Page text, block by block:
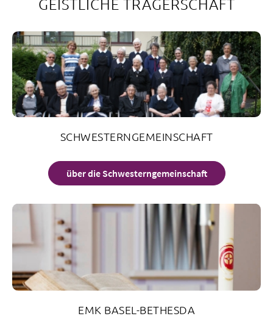
GEISTLICHE TRÄGERSCHAFT
SCHWESTERNGEMEINSCHAFT
über die Schwesterngemeinschaft
EMK BASEL-BETHESDA